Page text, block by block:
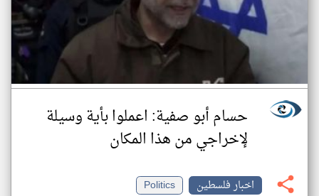
حسام أبو صفية: اعملوا بأية وسيلة
لإخراجي من هذا المكان
اخبار فلسطين
Politics